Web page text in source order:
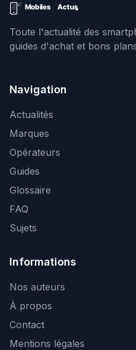
Toute l'actualité des
guides d'achat et bons
Navigation
Actualités
Marques
Opérateurs
Guides
Glossaire
FAQ
Sujets
Informations
Nos auteurs
À propos
Contact
Mentions légales